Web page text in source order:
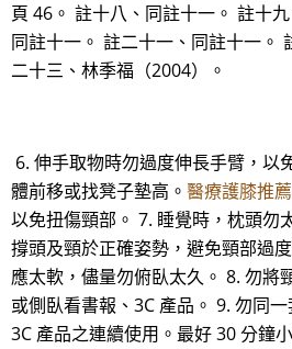
頁 46。 註十八、同註十一。 註十
同註十一。 註二十一、同註十一。
二十三、林季福（2004）。
6. 伸手取物時勿過度伸長手臂，以
體前移或找凳子墊高。 醫療護膝推薦
以免扭傷頸部。 7. 睡覺時，枕頭勿
撐頭及頸於正確姿勢，避免頸部過
應太軟，儘量勿俯臥太久。 8. 勿將
或側臥看書報、3C 產品。 9. 勿同
3C 產品之連續使用。最好 30 分鐘